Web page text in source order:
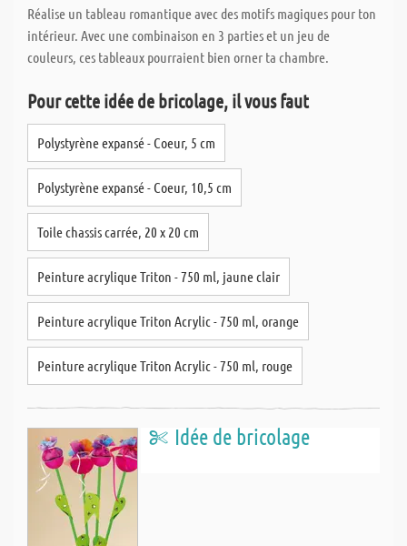
Réalise un tableau romantique avec des motifs magiques pour ton
intérieur. Avec une combinaison en 3 parties et un jeu de
couleurs, ces tableaux pourraient bien orner ta chambre.
Pour cette idée de bricolage, il vous faut
Polystyrène expansé - Coeur, 5 cm
Polystyrène expansé - Coeur, 10,5 cm
Toile chassis carrée, 20 x 20 cm
Peinture acrylique Triton - 750 ml, jaune clair
Peinture acrylique Triton Acrylic - 750 ml, orange
Peinture acrylique Triton Acrylic - 750 ml, rouge
Idée de bricolage